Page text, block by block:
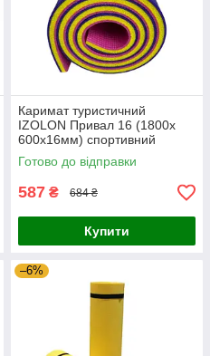
Каримат туристичний
IZOLON Привал 16 (1800х
600х16мм) спортивний
двошаровий кольоровий для
туризма та відпочинку
Готово до відправки
587 ₴ 684 ₴
Купити
–6%